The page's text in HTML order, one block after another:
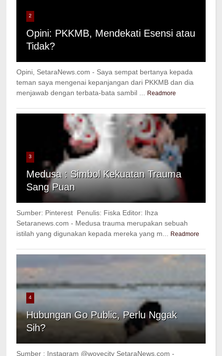
2
Opini: PKKMB, Mendekati Esensi atau
Tidak?
Opini, SetaraNews.com - Saya sempat bertanya kepada
teman saya mengenai kepanjangan dari PKKMB dan dia
menjawab dengan terbata-bata sambil ...
Readmore
3
Medusa : Simbol Kekuatan Trauma
Sang Puan
Sumber: Pinterest Penulis: Fiska Editor: Ihza
Setaranews.com - Medusa trauma merupakan sebuah
istilah yang digunakan kepada mereka yang m...
Readmore
4
Hubungan Go Public, Perlu Nggak
Sih?
Sumber : Instagram @wovecity SetaraNews.com -